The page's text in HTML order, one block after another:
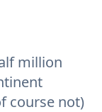
million
course not)